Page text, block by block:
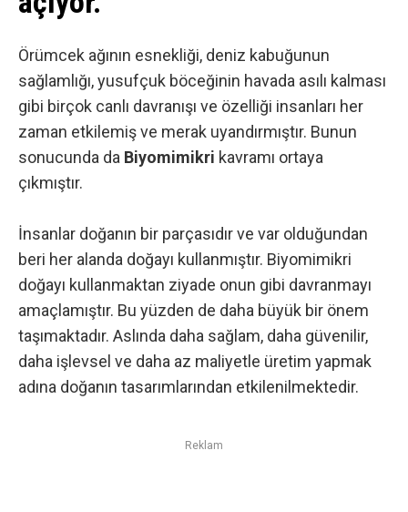
Örümcek ağının esnekliği, deniz kabuğunun
sağlamlığı, yusufçuk böceğinin havada asılı kalması
gibi birçok canlı davranışı ve özelliği insanları her
zaman etkilemiş ve merak uyandırmıştır. Bunun
sonucunda da Biyomimikri kavramı ortaya
çıkmıştır.
İnsanlar doğanın bir parçasıdır ve var olduğundan
beri her alanda doğayı kullanmıştır. Biyomimikri
doğayı kullanmaktan ziyade onun gibi davranmayı
amaçlamıştır. Bu yüzden de daha büyük bir önem
taşımaktadır. Aslında daha sağlam, daha güvenilir,
daha işlevsel ve daha az maliyetle üretim yapmak
adına doğanın tasarımlarından etkilenilmektedir.
Reklam